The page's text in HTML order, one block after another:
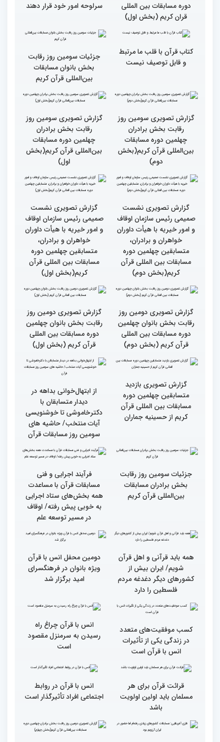
گزارش تصویری حضور
پررنگ کودکان و نوجوانان در
چهلمین دوره مسابقات بین
اول)
گزارش تصویری حضور
دوره مسابقات بین المللی
قران کریم (بخش دوم)
گزارش تصویری حضور
اصحاب رسانه درچهلمین
دوره مسابقات بین المللی
قران کریم (بخش اول)
قاری نیجریایی: نوجوانان
جهان عمل به قرآن را
سرلوحه امور خود قرار دهند
کتاب قرآن با قلب ما مرتبط
و قابل توصیف نیست
جزئیات سومین روز رقابت
بخش بانوان مسابقات
بین‌المللی قرآن کریم
گزارش تصویری سومین روز
رقابت بخش برادران
چهلمین دوره مسابقات
بین‌المللی قرآن کریم(بخش
دوم)
گزارش تصویری سومین روز
رقابت بخش برادران
چهلمین دوره مسابقات
بین‌المللی قرآن کریم(بخش
اول)
گزارش تصویری نشست
صمیمی رئیس سازمان اوقاف
و امور خیریه با هیأت داوران
خواهران و برادران،
متسابقین چهلمین دوره
مسابقات بین المللی قرآن
کریم(بخش دوم)
گزارش تصویری نشست
صمیمی رئیس سازمان اوقاف
و امور خیریه با هیأت داوران
خواهران و برادران،
متسابقین چهلمین دوره
مسابقات بین المللی قرآن
گزارش تصویری دومین روز
دوره مسابقات بین المللی
قرآن کریم (بخش دوم)
گزارش تصویری دومین روز
رقابت بخش بانوان چهلمین
دوره مسابقات بین المللی
قرآن کریم (بخش اول)
گزارش تصویری بازدید
از ابتهال‌خوانی بداهه در
دیدار متسابقان با
دکترخاموشی تا خوشنویسی
آیات منتخب/ حاشیه های
سومین روز مسابقات قرآن
جزئیات سومین روز رقابت
بخش برادران مسابقات
بین‌المللی قرآن کریم
فرآیند اجرایی و فنی
همه بخش‌های ستاد اجرایی
در مسیر توسعه علم
همه باید قرآنی و اهل قرآن
کشورهای دیگر دغدغه مردم
فلسطین را دارد
دومین محفل انس با قرآن
امید برگزار شد
انس با قرآن چراغ راه